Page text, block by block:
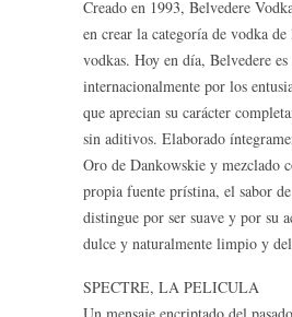
Creado en 1993, Belvedere
en crear la categoría de vodka
vodkas. Hoy en día, Belvedere
internacionalmente por los
que aprecian su carácter
sin aditivos. Elaborado
Oro de Dankowskie y mezclado
propia fuente prístina, el sabor
distingue por ser suave y por su
dulce y naturalmente limpio y
SPECTRE, LA PELICULA